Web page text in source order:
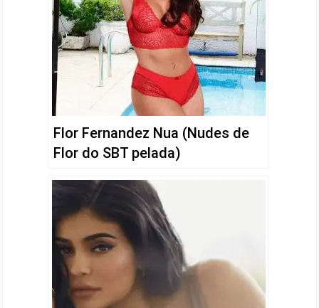
Flor Fernandez Nua (Nudes de
Flor do SBT pelada)